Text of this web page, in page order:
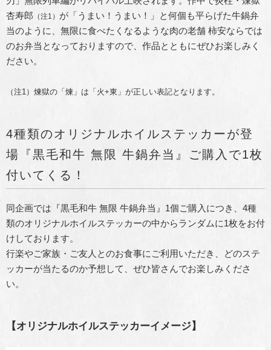
杏寿郎 （注1） が「うまい！うまい！」と何個も平らげた牛鍋弁
当のように、無限に食べたくなるような肉の老舗 柿安ならでは
のお弁当となっておりますので、作品とともにぜひお楽しみく
ださい。
（注1）煉獄の「煉」は「火+東」が正しい表記となります。
4種類のオリジナルホイルステッカーが登
場『黒毛和牛 無限 牛鍋弁当』ご購入で1枚
付いてくる！
同企画では『黒毛和牛 無限 牛鍋弁当』1個ご購入につき、4種
類のオリジナルホイルステッカーの中からランダムに1枚をお付
けしております。
行楽やご家族・ご友人とのお食事にご利用いただき、どのステ
ッカーが当たるのか予想して、ぜひ皆さんでお楽しみくださ
い。
【オリジナルホイルステッカーイメージ】